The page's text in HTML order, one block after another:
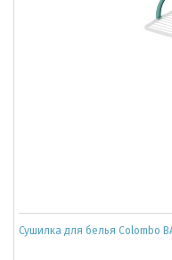
Сушилка для белья Colombo